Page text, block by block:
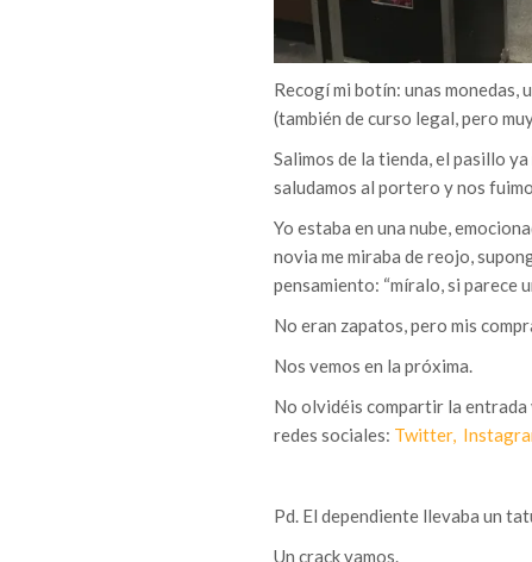
Recogí mi botín: unas monedas,
(también de curso legal, pero
Salimos de la tienda, el pasillo
saludamos al portero y nos
Yo estaba en una nube,
novia me miraba de reojo,
pensamiento: “míralo, si parece
No eran zapatos, pero mis
Nos vemos en la próxima.
No olvidéis compartir la entrada
redes sociales: Twitter,
Pd. El dependiente llevaba un
Un crack vamos.